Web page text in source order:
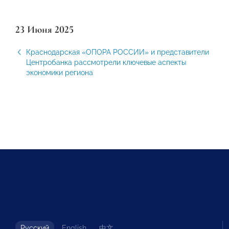
23 Июня 2025
Краснодарская «ОПОРА РОССИИ» и представители
Центробанка рассмотрели ключевые аспекты
экономики региона